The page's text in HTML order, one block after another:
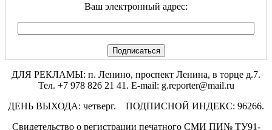
Ваш электронный адрес:
ДЛЯ РЕКЛАМЫ: п. Ленино, проспект Ленина, в торце д.7.
Тел. +7 978 826 21 41. E-mail: g.reporter@mail.ru
ДЕНЬ ВЫХОДА: четверг. ПОДПИСНОЙ ИНДЕКС: 96266.
Свидетельство о регистрации печатного СМИ ПИ№ ТУ91-